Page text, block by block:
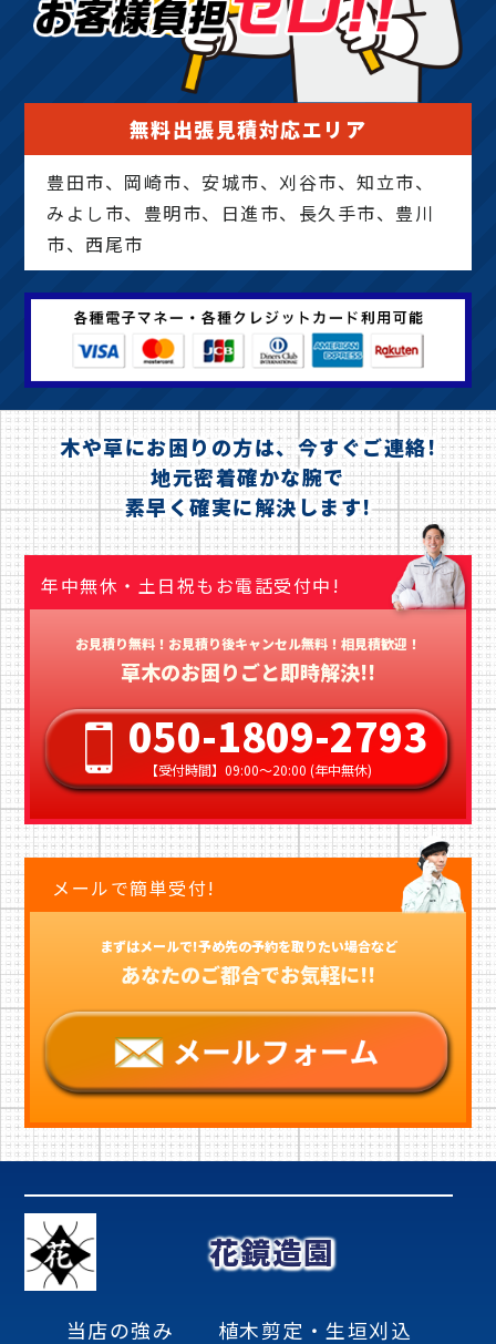
無料出張見積対応エリア
豊田市、岡崎市、安城市、刈谷市、知立市、
みよし市、豊明市、日進市、長久手市、豊川
市、西尾市
木や草にお困りの方は、今すぐご連絡!
地元密着確かな腕で
素早く確実に解決します!
年中無休・土日祝もお電話受付中!
お見積り無料！お見積り後キャンセル無料！相見積歓迎！
草木のお困りごと即時解決!!
050-1809-2793
【受付時間】09:00〜20:00 (年中無休)
メールで簡単受付!
まずはメールで!予め先の予約を取りたい場合など
あなたのご都合でお気軽に!!
花鏡造園
当店の強み 植木剪定・生垣刈込